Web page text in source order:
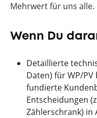
Mehrwert für uns alle.
Wenn Du
Detaillierte
Daten) für WP/
fundierte
Entscheidungen
Zählerschrank) in